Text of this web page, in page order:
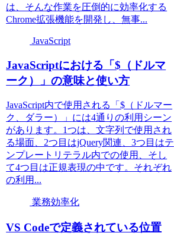
は、そんな作業を圧倒的に効率化する
Chrome拡張機能を開発し、無事...
JavaScript
JavaScriptにおける「$（ドルマ
ーク）」の意味と使い方
JavaScript内で使用される「$（ドルマー
ク、ダラー）」には4通りの利用シーン
があります。1つは、文字列で使用され
る場面、2つ目はjQuery関連、3つ目はテ
ンプレートリテラル内での使用、そし
て4つ目は正規表現の中です。それぞれ
の利用...
業務効率化
VS Codeで定義されている位置